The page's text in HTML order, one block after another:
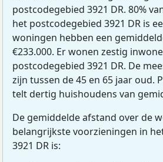
postcodegebied 3921 DR. 80%
het postcodegebied 3921 DR is
woningen hebben een
€233.000. Er wonen zestig
postcodegebied 3921 DR. De
zijn tussen de 45 en 65 jaar oud.
telt dertig huishoudens van
De gemiddelde afstand over de
belangrijkste voorzieningen in
3921 DR is: